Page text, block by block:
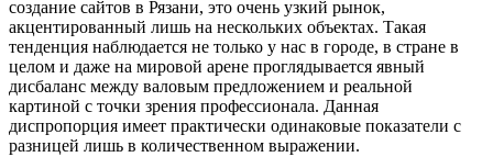
создание сайтов в Рязани, это очень узкий рынок,
акцентированный лишь на нескольких объектах. Такая
тенденция наблюдается не только у нас в городе, в стране в
целом и даже на мировой арене проглядывается явный
дисбаланс между валовым предложением и реальной
картиной с точки зрения профессионала. Данная
диспропорция имеет практически одинаковые показатели с
разницей лишь в количественном выражении.